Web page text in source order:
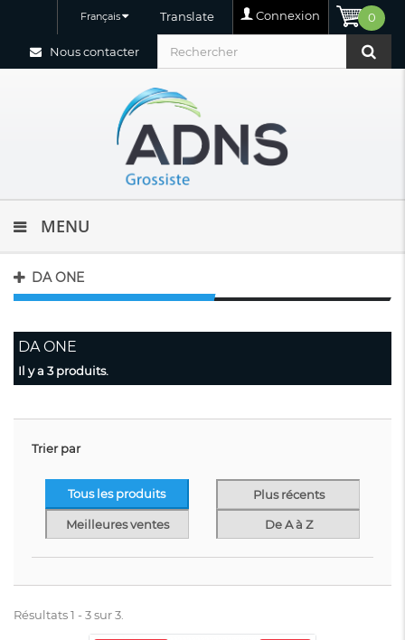
0
Connexion
Translate
Français
Nous contacter
MENU
DA ONE
DA ONE
Il y a 3 produits.
Trier par
Tous les produits Plus récents
Meilleures ventes De A à Z
Résultats 1 - 3 sur 3.